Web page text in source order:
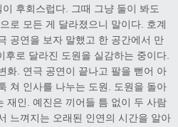
후회스럽다. 그때 그냥 둘이 봐도
로 모든 게 달라졌으니 말이다. 호계
공연을 보자 말했고 한 공간에서 만
후로 달라진 도원을 실감하는 중이다.
화. 연극 공연이 끝나고 팔을 뻗어 아
쳐 인사를 나누는 도원. 도원을 돌아
재인. 예진은 끼어들 틈 없이 두 사람
느껴지는 오래된 인연의 시간을 알아